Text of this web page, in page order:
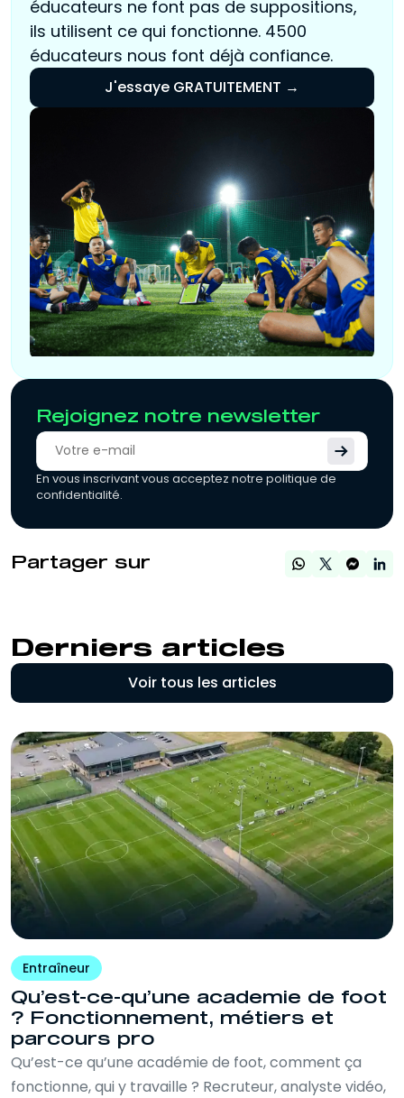
éducateurs ne font pas de suppositions,
ils utilisent ce qui fonctionne. 4500
éducateurs nous font déjà confiance.
J'essaye GRATUITEMENT →
Rejoignez notre newsletter
En vous inscrivant vous acceptez notre politique de
confidentialité.
Partager sur
Derniers articles
Voir tous les articles
Entraîneur
Qu’est-ce-qu’une academie de foot
? Fonctionnement, métiers et
parcours pro
Qu’est-ce qu’une académie de foot, comment ça
fonctionne, qui y travaille ? Recruteur, analyste vidéo,